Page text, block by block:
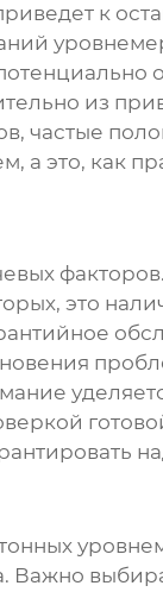
к
из
частые
а это, как
это
Важно